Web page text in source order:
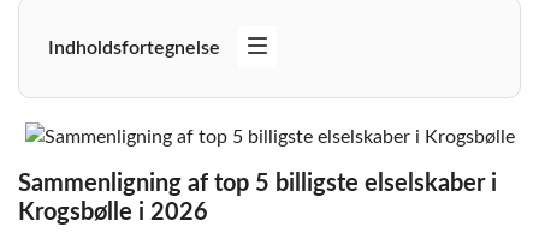
Indholdsfortegnelse
Sammenligning af top 5 billigste elselskaber i
Krogsbølle i 2026